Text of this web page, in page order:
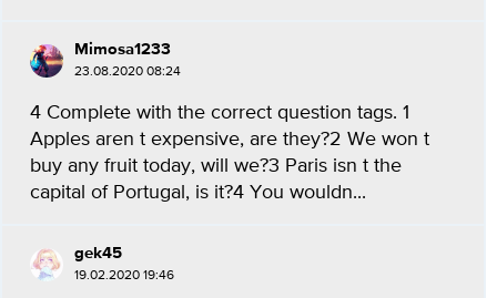
Mimosa1233
23.08.2020 08:24
4 Complete with the correct question tags. 1
Apples aren t expensive, are they?2 We won t
buy any fruit today, will we?3 Paris isn t the
capital of Portugal, is it?4 You wouldn...
gek45
19.02.2020 19:46